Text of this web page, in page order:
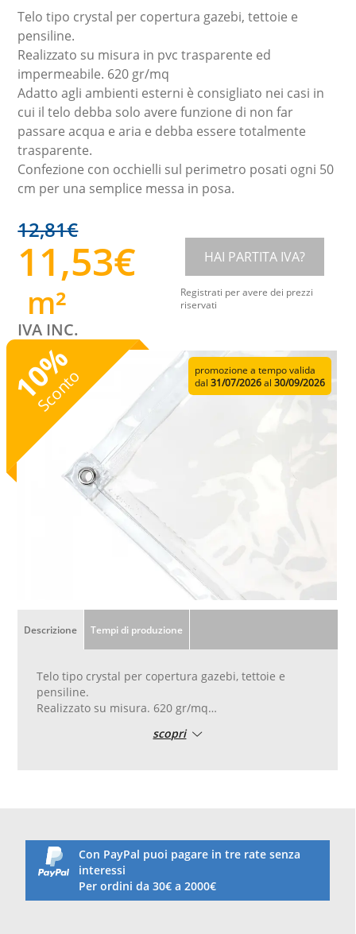
Telo tipo crystal per copertura gazebi, tettoie e
pensiline.
Realizzato su misura in pvc trasparente ed
impermeabile. 620 gr/mq
Adatto agli ambienti esterni è consigliato nei casi in
cui il telo debba solo avere funzione di non far
passare acqua e aria e debba essere totalmente
trasparente.
Confezione con occhielli sul perimetro posati ogni 50
cm per una semplice messa in posa.
12,81€
11,53€
m²
IVA INC.
HAI PARTITA IVA?
Registrati per avere dei prezzi
riservati
10
%
Sconto
promozione a tempo valida
dal 31/07/2026al 30/09/2026
Descrizione Tempi di produzione
Telo tipo crystal per copertura gazebi, tettoie e
pensiline.
Realizzato su misura. 620 gr/mq
Il telo è in pvc trasparente e totalmente
Si prega di notare che il pvc trasparente è prodotto
in altezza di 1.40 m e dunque nel caso in cui la
misura richiesta abbia un‘altezza superiore saranno
scopri
Con PayPal puoi pagare in tre rate senza
interessi
Per ordini da 30€ a 2000€